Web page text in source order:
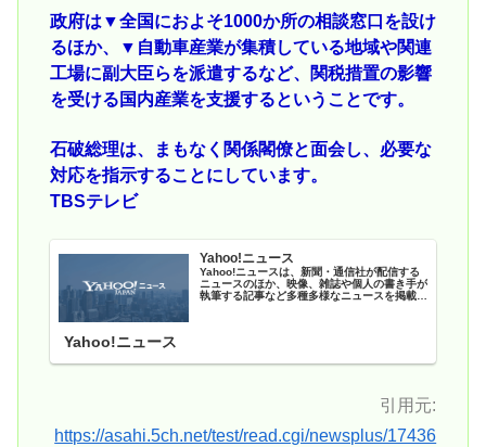
政府は▼全国におよそ1000か所の相談窓口を設け
るほか、▼自動車産業が集積している地域や関連
工場に副大臣らを派遣するなど、関税措置の影響
を受ける国内産業を支援するということです。
石破総理は、まもなく関係閣僚と面会し、必要な
対応を指示することにしています。
TBSテレビ
Yahoo!ニュース
Yahoo!ニュースは、新聞・通信社が配信する
ニュースのほか、映像、雑誌や個人の書き手が
執筆する記事など多種多様なニュースを掲載し
Yahoo!ニュース
引用元:
https://asahi.5ch.net/test/read.cgi/newsplus/17436